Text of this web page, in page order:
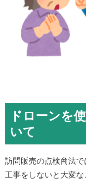
ドローンを
いて
訪問販売の点検商法
工事をしないと大変